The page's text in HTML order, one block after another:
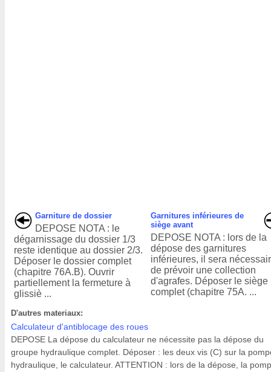
Garniture de dossier
DEPOSE NOTA : le
dégarnissage du dossier 1/3
reste identique au dossier 2/3.
Déposer le dossier complet
(chapitre 76A.B). Ouvrir
partiellement la fermeture à
glissiè ...
Garnitures inférieures de
siège avant
DEPOSE NOTA : lors de la
dépose des garnitures
inférieures, il sera
de prévoir une collection
d'agrafes. Déposer le siège
complet (chapitre 75A. ...
D'autres materiaux:
Calculateur d'antiblocage des roues
DEPOSE La dépose du calculateur ne nécessite pas la dépose du
groupe hydraulique complet. Déposer : les deux vis (C) sur la
hydraulique, le calculateur. ATTENTION : lors de la dépose, la